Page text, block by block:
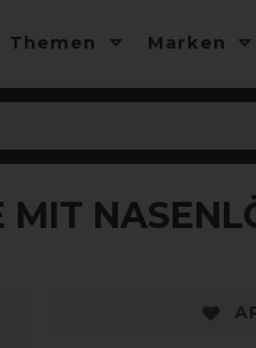
Themen Marken